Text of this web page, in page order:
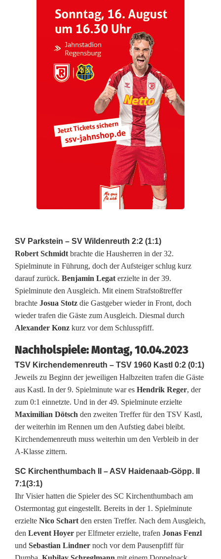
e
r
s
c
h
a
f
t
u
n
t
e
w
e
g
s
SV Parkstein – SV Wildenreuth 2:2 (1:1)
Robert Schmidt brachte die Hausherren in der 32.
Spielminute in Führung, doch der Aufsteiger schlug kurz
darauf zurück. Benjamin Legat erzielte in der 39.
Spielminute den Ausgleich. Mit einem Strafstoßtreffer
brachte Josua Stotz die Gastgeber wieder in Front, doch
wieder trafen die Gäste zum Ausgleich. Diesmal durch
Alexander Konz kurz vor dem Schlusspfiff.
Nachholspiele: Montag, 10.04.2023
TSV Kirchendemenreuth – TSV 1960 Kastl 0:2 (0:1)
Jeweils zu Beginn der jeweiligen Halbzeiten trafen die Gäste
aus Kastl. In der 9. Spielminute war es Hendrik Reger, der
zum 0:1 einnetzte. Und in der 49. Spielminute erzielte
Maximilian Dötsch den zweiten Treffer für den TSV Kastl,
der weiterhin im Rennen um den Aufstieg dabei bleibt.
Kirchendemenreuth muss weiterhin um den Verbleib in der
A-Klasse zittern.
SC Kirchenthumbach II – ASV Haidenaab-Göpp. II
7:1(3:1)
Ihr Visier hatten die Spieler des SC Kirchenthumbach am
Ostermontag gut eingestellt. Bereits in der 1. Spielminute
erzielte Nico Schart den ersten Treffer. Nach dem Ausgleich,
den Levent Hoyer per Elfmeter erzielte, trafen Jonas Fenzl
und Sebastian Lindner noch vor dem Pausenpfiff für